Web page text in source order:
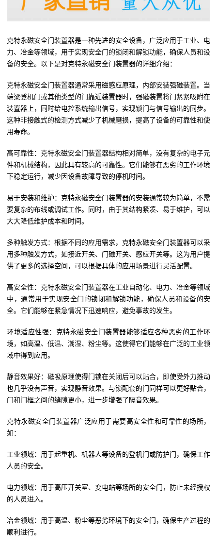
克特永磁安全门装置器是一种先进的安全设备，广泛应用于工业、电
力、冶金等领域，用于实现安全门的锁闭和解锁功能，确保人员和设
备的安全。以下是对克特永磁安全门装置器的详细介绍：
克特永磁安全门装置器通常采用磁感应原理，内部安装强磁装置。当
端梁登机门或其他类型的门靠近装置器时，强磁装置将门紧紧吸附在
装置器上，同时给电控系统输出信号，实现锁门与信号输出的同步。
这种非接触式的检测方式减少了机械磨损，提高了设备的可靠性和使
用寿命。
高可靠性：克特永磁安全门装置器结构相对简单，没有复杂的电子元
件和机械结构，因此具有较高的可靠性。它们能够在恶劣的工作环境
下稳定运行，减少因设备故障导致的停机时间。
易于安装和维护：克特永磁安全门装置器的安装通常较为简单，不需
要复杂的布线或调试工作。同时，由于其结构紧凑、易于维护，可以
大大降低维护成本和时间。
多种触发方式：根据不同的应用需求，克特永磁安全门装置器可以采
用多种触发方式，如接近开关、门磁开关、感应开关等。这为用户提
供了更多的选择空间，可以根据具体的应用场景进行灵活配置。
高安全性：克特永磁安全门装置器在工业自动化、电力、冶金等领域
中，通常用于实现安全门的锁闭和解锁功能，确保人员和设备的安
全。它们能够在紧急情况下迅速响应，避免事故的发生。
环境适应性强：克特永磁安全门装置器能够适应各种恶劣的工作环
境，如高温、低温、潮湿、粉尘等。这使得它们能够在广泛的工业领
域中得到应用。
静音效果好：磁吸原理使得门锁在关闭后可以贴合，即使受外力推动
也几乎没有声音，实现静音效果。与锁配套的门同样可以更好贴合，
门和门框之间的缝隙更小，进一步增强了隔音效果。
克特永磁安全门装置器广泛应用于需要高安全性和可靠性的场所，
如：
工业领域：用于起重机、机器人等设备的登机门或防护门，确保工作
人员的安全。
电力领域：用于高压开关室、变电站等场所的安全门，防止未经授权
的人员进入。
冶金领域：用于高温、粉尘等恶劣环境下的安全门，确保生产过程的
顺利进行。